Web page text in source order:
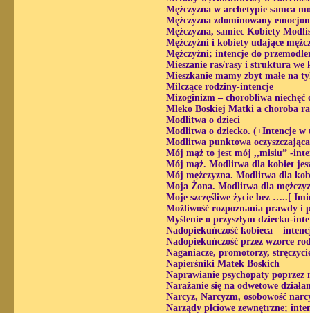
Mężczyzna w archetypie samca
Mężczyzna zdominowany
Mężczyzna, samiec Kobiety
Mężczyźni i kobiety udające
Mężczyźni; intencje do
Mieszanie ras/rasy i struktura we
Mieszkanie mamy zbyt małe na
Milczące rodziny-intencje
Mizoginizm – chorobliwa niechęć
Mleko Boskiej Matki a choroba
Modlitwa o dzieci
Modlitwa o dziecko. (+Intencje w
Modlitwa punktowa
Mój mąż to jest mój ,,misiu” -
Mój mąż. Modlitwa dla kobiet
Mój mężczyzna. Modlitwa dla
Moja Żona. Modlitwa dla
Moje szczęśliwe życie bez …..[
Możliwość rozpoznania prawdy i
Myślenie o przyszłym dziecku-
Nadopiekuńczość kobieca –
Nadopiekuńczość przez wzorce
Naganiacze, promotorzy,
Napierśniki Matek Boskich
Naprawianie psychopaty poprzez
Narażanie się na odwetowe
Narcyz, Narcyzm, osobowość
Narządy płciowe zewnętrzne;